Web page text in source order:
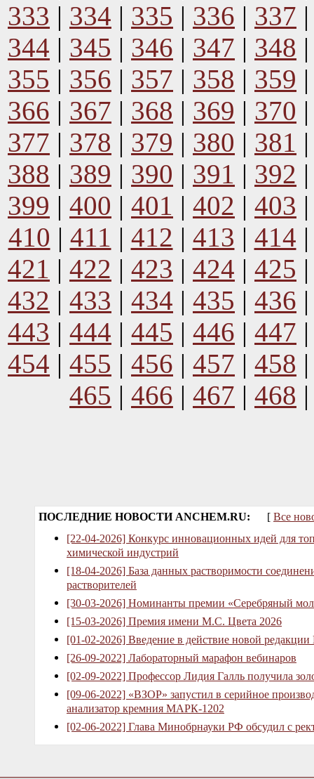
333 | 334 | 335 | 336 | 337
344 | 345 | 346 | 347 | 348
355 | 356 | 357 | 358 | 359
366 | 367 | 368 | 369 | 370
377 | 378 | 379 | 380 | 381
388 | 389 | 390 | 391 | 392
399 | 400 | 401 | 402 | 403
410 | 411 | 412 | 413 | 414
421 | 422 | 423 | 424 | 425
432 | 433 | 434 | 435 | 436
443 | 444 | 445 | 446 | 447
454 | 455 | 456 | 457 | 458
465 | 466 | 467 | 468
ПОСЛЕДНИЕ НОВОСТИ ANCHEM.RU: [ Все
[22-04-2026] Конкурс инновационных идей для
химической индустрий
[18-04-2026] База данных растворимости
растворителей
[30-03-2026] Номинанты премии «Серебряный
[15-03-2026] Премия имени М.С. Цвета 2026
[01-02-2026] Введение в действие новой
[26-09-2022] Лабораторный марафон вебинаров
[02-09-2022] Профессор Лидия Галль получила
[09-06-2022] «ВЗОР» запустил в серийное
анализатор кремния МАРК-1202
[02-06-2022] Глава Минобрнауки РФ обсудил с